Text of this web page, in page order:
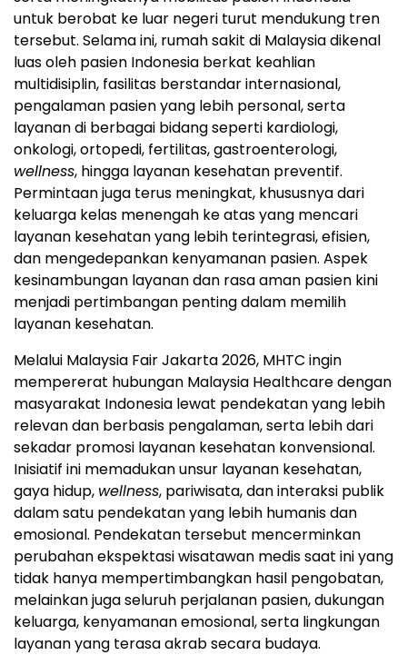
untuk berobat ke luar negeri turut mendukung tren
tersebut. Selama ini, rumah sakit di Malaysia dikenal
luas oleh pasien Indonesia berkat keahlian
multidisiplin, fasilitas berstandar internasional,
pengalaman pasien yang lebih personal, serta
layanan di berbagai bidang seperti kardiologi,
onkologi, ortopedi, fertilitas, gastroenterologi,
wellness, hingga layanan kesehatan preventif.
Permintaan juga terus meningkat, khususnya dari
keluarga kelas menengah ke atas yang mencari
layanan kesehatan yang lebih terintegrasi, efisien,
dan mengedepankan kenyamanan pasien. Aspek
kesinambungan layanan dan rasa aman pasien kini
menjadi pertimbangan penting dalam memilih
layanan kesehatan.
Melalui Malaysia Fair Jakarta 2026, MHTC ingin
mempererat hubungan Malaysia Healthcare dengan
masyarakat Indonesia lewat pendekatan yang lebih
relevan dan berbasis pengalaman, serta lebih dari
sekadar promosi layanan kesehatan konvensional.
Inisiatif ini memadukan unsur layanan kesehatan,
gaya hidup, wellness, pariwisata, dan interaksi publik
dalam satu pendekatan yang lebih humanis dan
emosional. Pendekatan tersebut mencerminkan
perubahan ekspektasi wisatawan medis saat ini yang
tidak hanya mempertimbangkan hasil pengobatan,
melainkan juga seluruh perjalanan pasien, dukungan
keluarga, kenyamanan emosional, serta lingkungan
layanan yang terasa akrab secara budaya.